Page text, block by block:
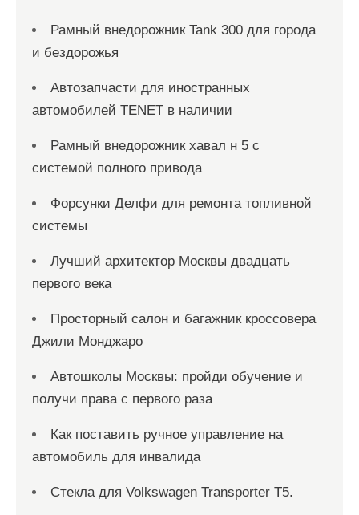
Рамный внедорожник Tank 300 для города
и бездорожья
Автозапчасти для иностранных
автомобилей TENET в наличии
Рамный внедорожник хавал н 5 с
системой полного привода
Форсунки Делфи для ремонта топливной
системы
Лучший архитектор Москвы двадцать
первого века
Просторный салон и багажник кроссовера
Джили Монджаро
Автошколы Москвы: пройди обучение и
получи права с первого раза
Как поставить ручное управление на
автомобиль для инвалида
Стекла для Volkswagen Transporter T5.